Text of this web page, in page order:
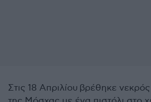
Στις 18 Απριλίου βρέθηκε